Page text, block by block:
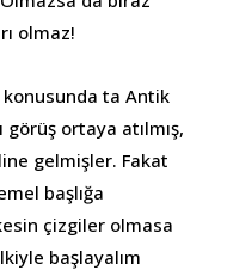
olmaz!
konusunda ta Antik
ortaya atılmış,
gelmişler. Fakat
başlığa
çizgiler olmasa
başlayalım